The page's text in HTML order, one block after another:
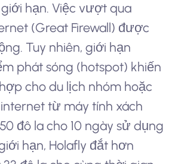
hạn. Việc vượt qua
(Great Firewall) được
Tuy nhiên, giới hạn
phát sóng (hotspot) khiến
cho du lịch nhóm hoặc
từ máy tính xách
đô la cho 10 ngày sử dụng
hạn, Holafly đắt hơn